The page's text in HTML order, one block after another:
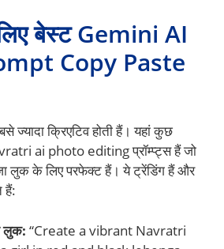
बेस्ट Gemini AI
Copy Paste
ज्यादा क्रिएटिव होती हैं। यहां कुछ
ai photo editing प्रॉम्प्ट्स हैं जो
पूजा लुक के लिए परफेक्ट हैं। ये ट्रेंडिंग हैं और
हैं:
लुक: “Create a vibrant Navratri